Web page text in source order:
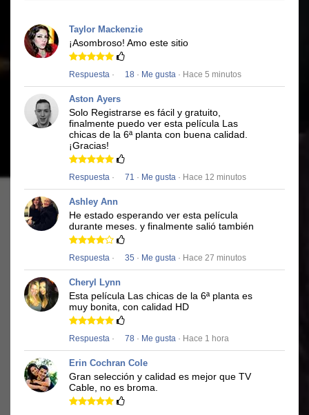
Taylor Mackenzie
¡Asombroso! Amo este sitio
Respuesta · 18 · Me gusta · Hace 5 minutos
Aston Ayers
Solo Registrarse es fácil y gratuito,
finalmente puedo ver esta película Las
chicas de la 6ª planta con buena calidad.
¡Gracias!
Respuesta · 71 · Me gusta · Hace 12 minutos
Ashley Ann
He estado esperando ver esta película
durante meses. y finalmente salió también
Respuesta · 35 · Me gusta · Hace 27 minutos
Cheryl Lynn
Esta película Las chicas de la 6ª planta es
muy bonita, con calidad HD
Respuesta · 78 · Me gusta · Hace 1 hora
Erin Cochran Cole
Gran selección y calidad es mejor que TV
Cable, no es broma.